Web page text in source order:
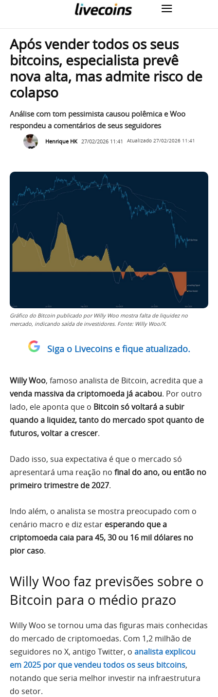
Após vender todos os seus
bitcoins, especialista prevê
nova alta, mas admite risco de
colapso
Análise com tom pessimista causou polêmica e Woo
respondeu a comentários de seus seguidores
Henrique HK 27/02/2026 11:41 Atualizado 27/02/2026 11:41
Gráfico do Bitcoin publicado por Willy Woo mostra falta de liquidez no
mercado, indicando saída de investidores. Fonte: Willy Woo/X.
Siga o Livecoins e fique atualizado.
Willy Woo, famoso analista de Bitcoin, acredita que a
venda massiva da criptomoeda já acabou. Por outro
lado, ele aponta que o Bitcoin só voltará a subir
quando a liquidez, tanto do mercado spot quanto de
futuros, voltar a crescer.
Dado isso, sua expectativa é que o mercado só
apresentará uma reação no final do ano, ou então no
primeiro trimestre de 2027.
Indo além, o analista se mostra preocupado com o
cenário macro e diz estar esperando que a
criptomoeda caia para 45, 30 ou 16 mil dólares no
pior caso.
Willy Woo faz previsões sobre o
Bitcoin para o médio prazo
Willy Woo se tornou uma das figuras mais conhecidas
do mercado de criptomoedas. Com 1,2 milhão de
seguidores no X, antigo Twitter, o analista explicou
em 2025 por que vendeu todos os seus bitcoins,
notando que seria melhor investir na infraestrutura
do setor.